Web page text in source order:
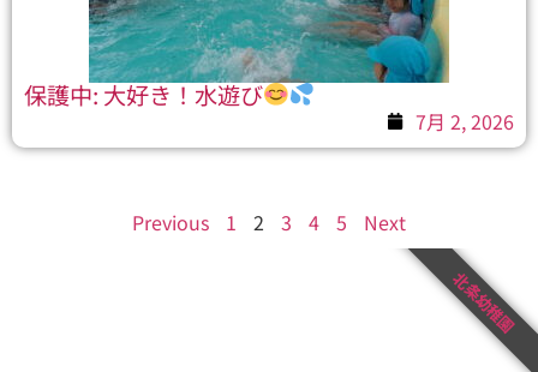
保護中: 大好き！水遊び
7月 2, 2026
Previous 1 2 3 4 5 Next
北条幼稚園